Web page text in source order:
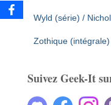
Wyld (série) /
Zothique
Suivez Geek-It